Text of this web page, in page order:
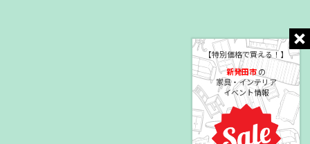
【特別価格で買える！】
新発田市の
家具・インテリア
イベント情報